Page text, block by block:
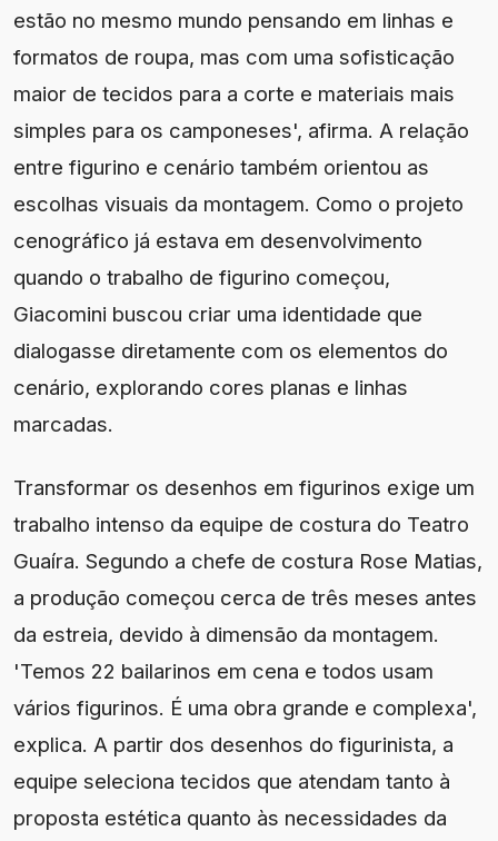
estão no mesmo mundo pensando em linhas e
formatos de roupa, mas com uma sofisticação
maior de tecidos para a corte e materiais mais
simples para os camponeses', afirma. A relação
entre figurino e cenário também orientou as
escolhas visuais da montagem. Como o projeto
cenográfico já estava em desenvolvimento
quando o trabalho de figurino começou,
Giacomini buscou criar uma identidade que
dialogasse diretamente com os elementos do
cenário, explorando cores planas e linhas
marcadas.
Transformar os desenhos em figurinos exige um
trabalho intenso da equipe de costura do Teatro
Guaíra. Segundo a chefe de costura Rose Matias,
a produção começou cerca de três meses antes
da estreia, devido à dimensão da montagem.
'Temos 22 bailarinos em cena e todos usam
vários figurinos. É uma obra grande e complexa',
explica. A partir dos desenhos do figurinista, a
equipe seleciona tecidos que atendam tanto à
proposta estética quanto às necessidades da